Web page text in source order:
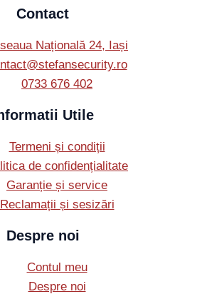
Contact
Națională 24, Iași
0733 676 402
Utile
Termeni și condiții
de confidențialitate
Garanție și service
Reclamații și sesizări
Despre noi
Contul meu
Despre noi